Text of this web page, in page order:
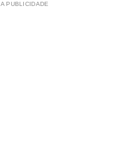
PUBLICIDADE